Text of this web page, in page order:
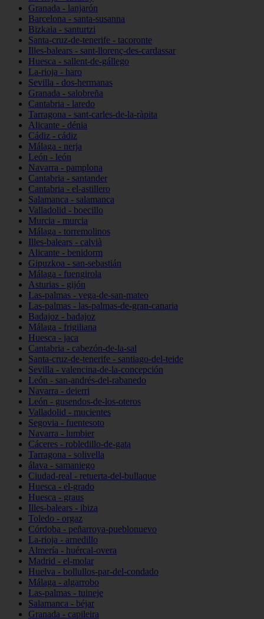
Granada - lanjarón
Barcelona - santa-susanna
Bizkaia - santurtzi
Santa-cruz-de-tenerife - tacoronte
Illes-balears - sant-llorenç-des-cardassar
Huesca - sallent-de-gállego
La-rioja - haro
Sevilla - dos-hermanas
Granada - salobreña
Cantabria - laredo
Tarragona - sant-carles-de-la-ràpita
Alicante - dénia
Cádiz - cádiz
Málaga - nerja
León - león
Navarra - pamplona
Cantabria - santander
Cantabria - el-astillero
Salamanca - salamanca
Valladolid - boecillo
Murcia - murcia
Málaga - torremolinos
Illes-balears - calvià
Alicante - benidorm
Gipuzkoa - san-sebastián
Málaga - fuengirola
Asturias - gijón
Las-palmas - vega-de-san-mateo
Las-palmas - las-palmas-de-gran-canaria
Badajoz - badajoz
Málaga - frigiliana
Huesca - jaca
Cantabria - cabezón-de-la-sal
Santa-cruz-de-tenerife - santiago-del-teide
Sevilla - valencina-de-la-concepción
León - san-andrés-del-rabanedo
Navarra - deierri
León - gusendos-de-los-oteros
Valladolid - mucientes
Segovia - fuentesoto
Navarra - lumbier
Cáceres - robledillo-de-gata
Tarragona - solivella
álava - samaniego
Ciudad-real - retuerta-del-bullaque
Huesca - el-grado
Huesca - graus
Illes-balears - ibiza
Toledo - orgaz
Córdoba - peñarroya-pueblonuevo
La-rioja - arnedillo
Almería - huércal-overa
Madrid - el-molar
Huelva - bollullos-par-del-condado
Málaga - algarrobo
Las-palmas - tuineje
Salamanca - béjar
Granada - capileira